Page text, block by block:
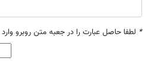
* لطفا حاصل عبارت را در جعبه متن روبرو وارد